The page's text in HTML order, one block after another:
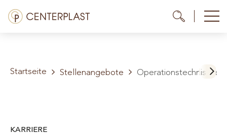
Zum
Inhalt
Menü
Über uns
Startseite Stellenangebote Operationstechnische/
KARRIERE